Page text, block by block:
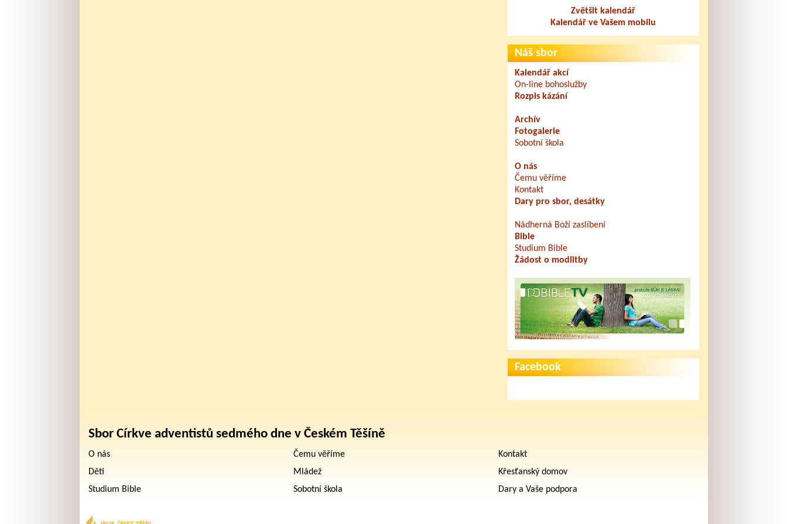
Zvětšit kalendář
Kalendář ve Vašem mobilu
Náš sbor
Kalendář akcí
On-line bohoslužby
Rozpis kázání
Archív
Fotogalerie
Sobotní škola
O nás
Čemu věříme
Kontakt
Dary pro sbor, desátky
Nádherná Boží zaslíbení
Bible
Studium Bible
Žádost o modlitby
Facebook
Sbor Církve adventistů sedmého dne v Českém Těšíně
O nás Čemu věříme
Kontakt
Děti
Mládež
Křesťanský domov
Studium Bible
Sobotní škola Dary a Vaše podpora